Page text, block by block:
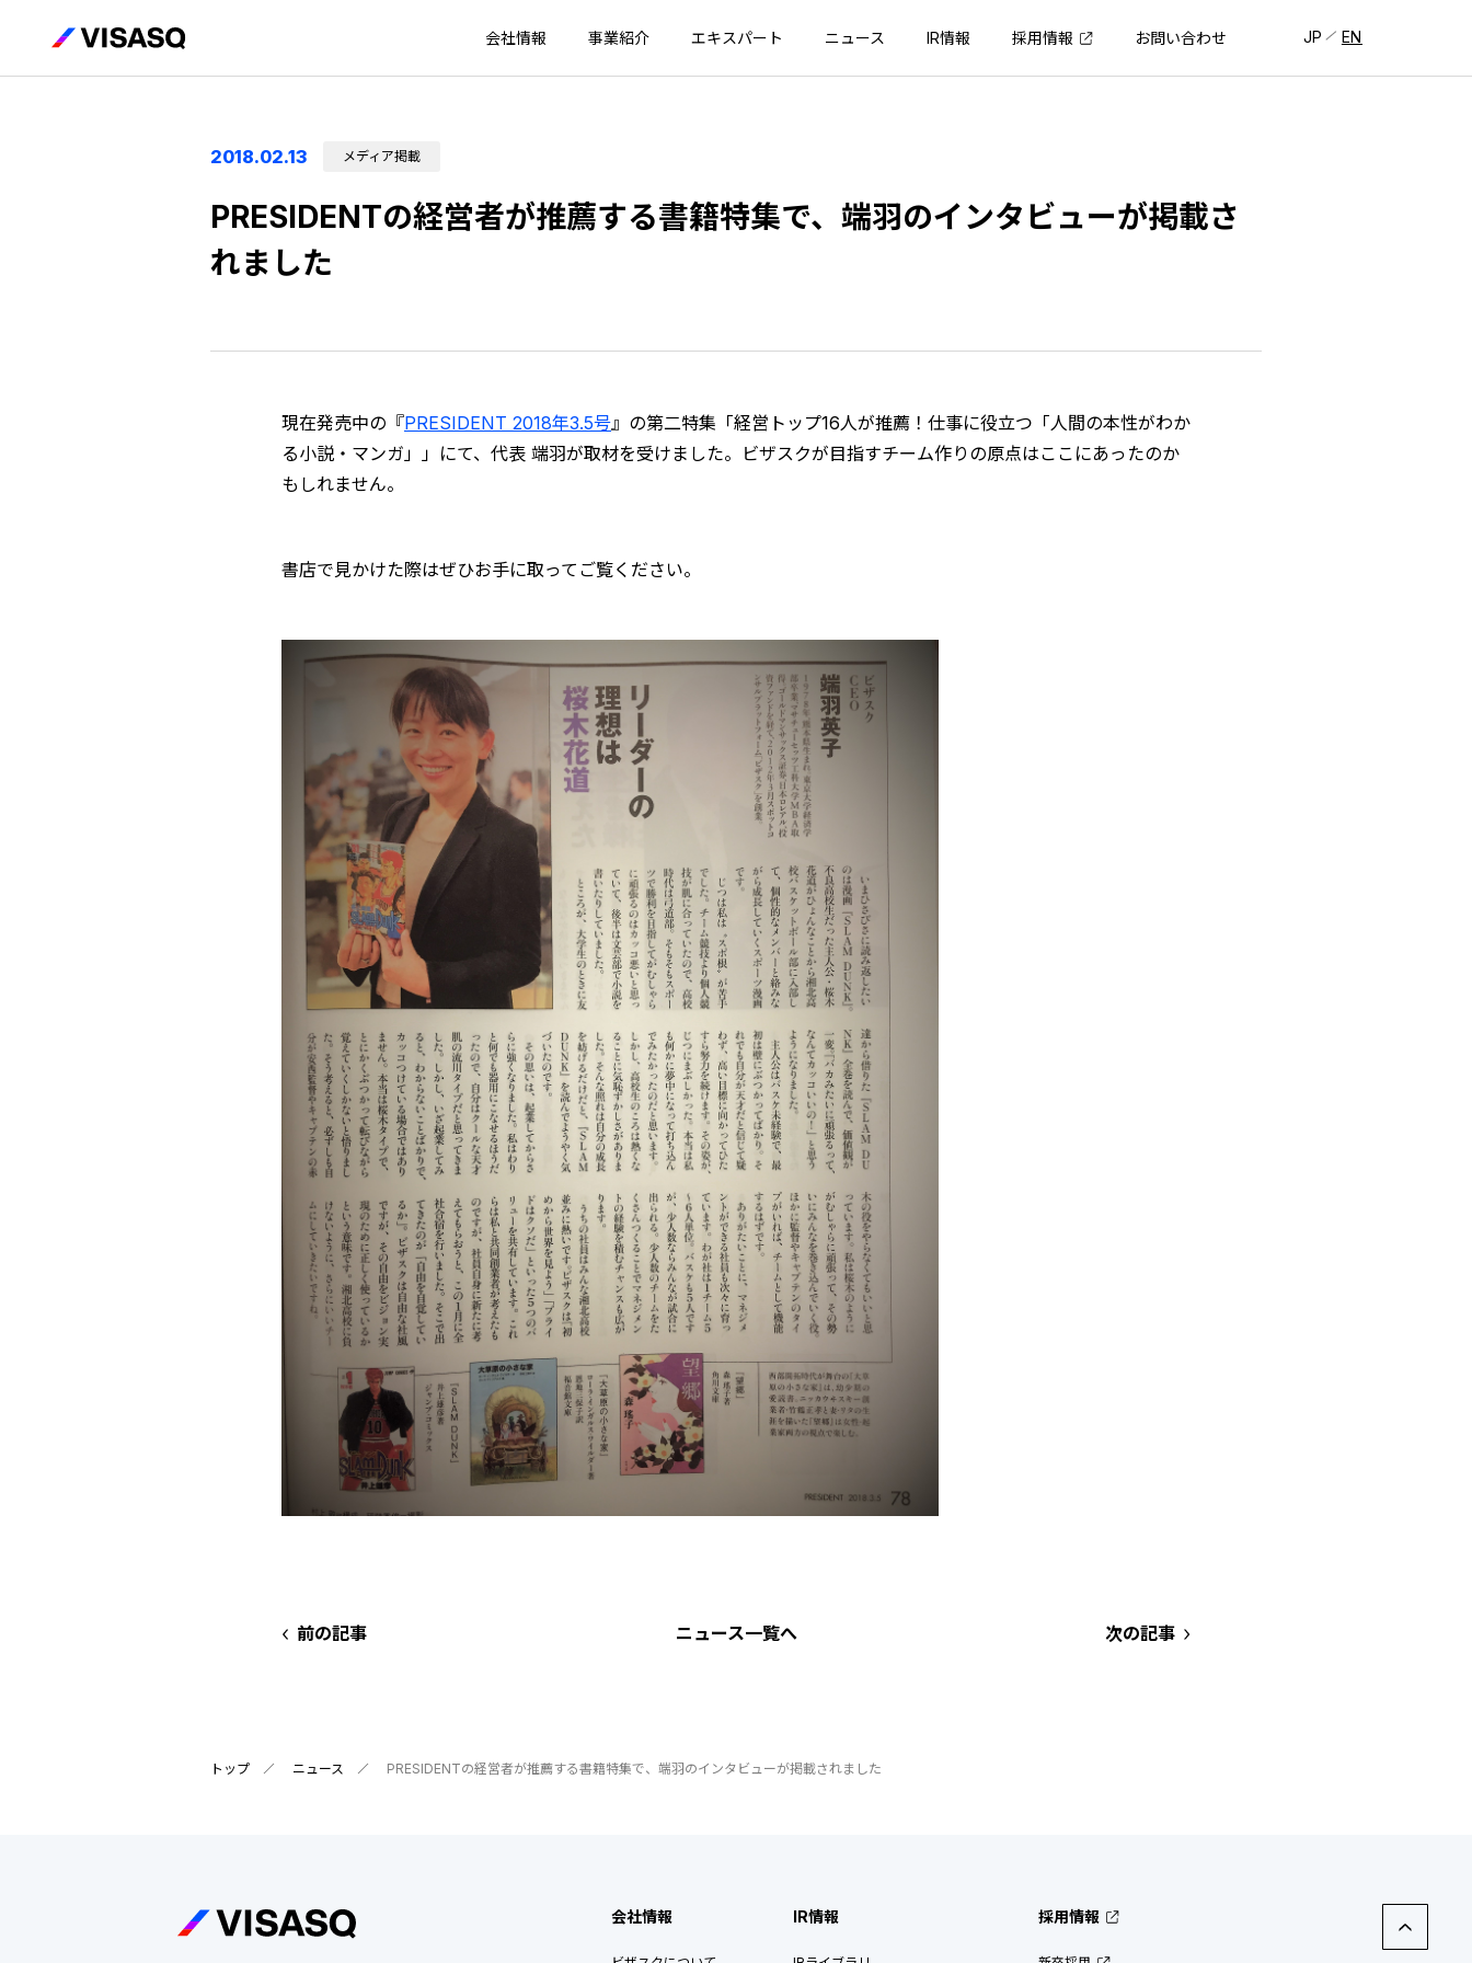
JP EN
会社情報 事業紹介 エキスパート ニュース IR情報 採用情報 お問い合わせ
2018.02.13 メディア掲載
PRESIDENTの経営者が推薦する書籍特集で、端羽のインタビューが掲載さ
れました
現在発売中の『PRESIDENT 2018年3.5号』の第二特集「経営トップ16人が推薦！仕事に役立つ「人間の本性がわか
る小説・マンガ」」にて、代表 端羽が取材を受けました。ビザスクが目指すチーム作りの原点はここにあったのか
もしれません。
書店で見かけた際はぜひお手に取ってご覧ください。
前の記事 ニュース一覧へ 次の記事
トップ ニュース PRESIDENTの経営者が推薦する書籍特集で、端羽のインタビューが掲載されました
会社情報 IR情報 採用情報